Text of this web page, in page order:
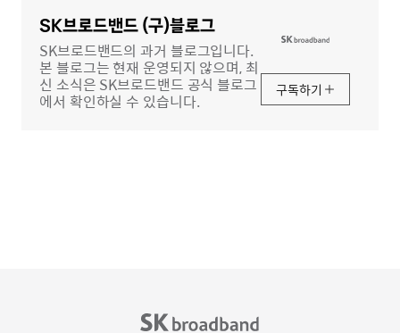
SK브로드밴드 (구)블로그
SK브로드밴드의 과거 블로그입니다.
본 블로그는 현재 운영되지 않으며, 최
신 소식은 SK브로드밴드 공식 블로그
에서 확인하실 수 있습니다.
구독하기